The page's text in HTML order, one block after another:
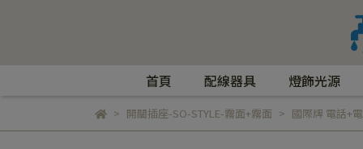
首頁 配線器具 燈飾光源
開關插座-SO-STYLE-霧面+霧面 國際牌 電話+